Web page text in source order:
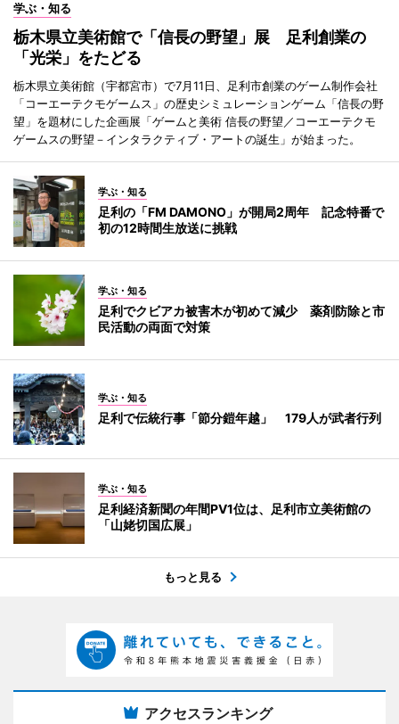
学ぶ・知る
栃木県立美術館で「信長の野望」展 足利創業の
「光栄」をたどる
栃木県立美術館（宇都宮市）で7月11日、足利市創業のゲーム制作会社
「コーエーテクモゲームス」の歴史シミュレーションゲーム「信長の野
望」を題材にした企画展「ゲームと美術 信長の野望／コーエーテクモ
ゲームスの野望－インタラクティブ・アートの誕生」が始まった。
学ぶ・知る
足利の「FM DAMONO」が開局2周年 記念特番で
初の12時間生放送に挑戦
学ぶ・知る
足利でクビアカ被害木が初めて減少 薬剤防除と市
民活動の両面で対策
学ぶ・知る
足利で伝統行事「節分鎧年越」 179人が武者行列
学ぶ・知る
足利経済新聞の年間PV1位は、足利市立美術館の
「山姥切国広展」
もっと見る
アクセスランキング